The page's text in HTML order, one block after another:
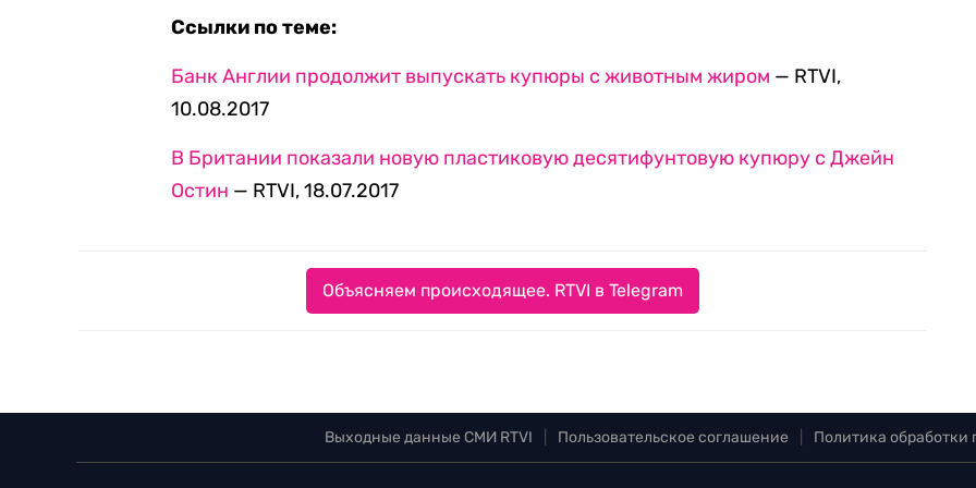
Ссылки по теме:
Банк Англии продолжит выпускать купюры с животным жиром — RTVI,
10.08.2017
В Британии показали новую пластиковую десятифунтовую купюру с Джейн
Остин — RTVI, 18.07.2017
Объясняем происходящее. RTVI в Telegram
Выходные данные СМИ RTVI Пользовательское соглашение Политика